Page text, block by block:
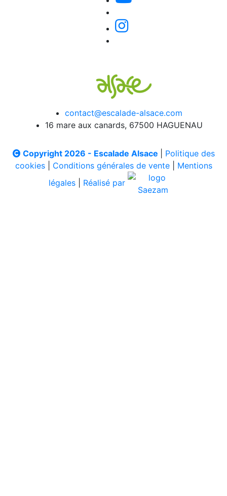
contact@escalade-alsace.com
16 mare aux canards, 67500 HAGUENAU
Copyright 2026 - Escalade Alsace
Politique des
cookies| Conditions générales de vente| Mentions
légales
Réalisé par